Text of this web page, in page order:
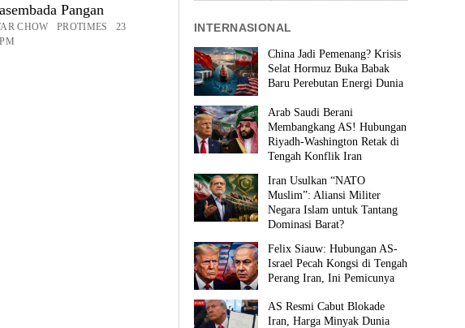
Pangan
CHOW PROTIMES 23
INTERNASIONAL
China Jadi Pemenang? Krisis
Selat Hormuz Buka Babak
Baru Perebutan Energi Dunia
Arab Saudi Berani
Membangkang AS! Hubungan
Riyadh-Washington Retak di
Tengah Konflik Iran
Iran Usulkan “NATO
Muslim”: Aliansi Militer
Negara Islam untuk Tantang
Dominasi Barat?
Felix Siauw: Hubungan AS-
Israel Pecah Kongsi di Tengah
Perang Iran, Ini Pemicunya
AS Resmi Cabut Blokade
Iran, Harga Minyak Dunia